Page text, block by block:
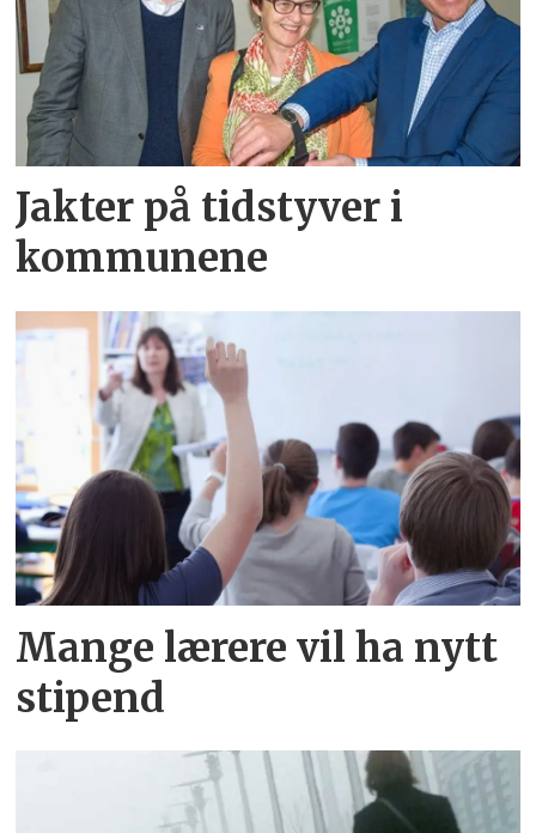
Jakter på tidstyver i
kommunene
Mange lærere vil ha nytt
stipend